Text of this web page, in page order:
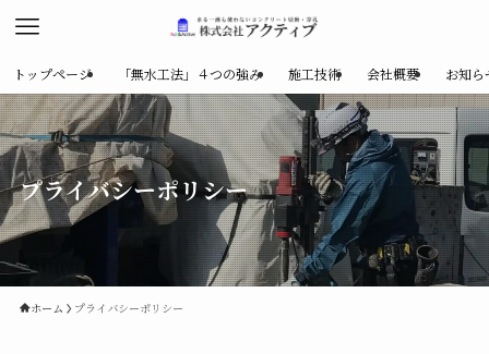
トップページ 「無水工法」４つの強み 施工技術 会社概要 お知ら
プライバシーポリシー
ホーム プライバシーポリシー